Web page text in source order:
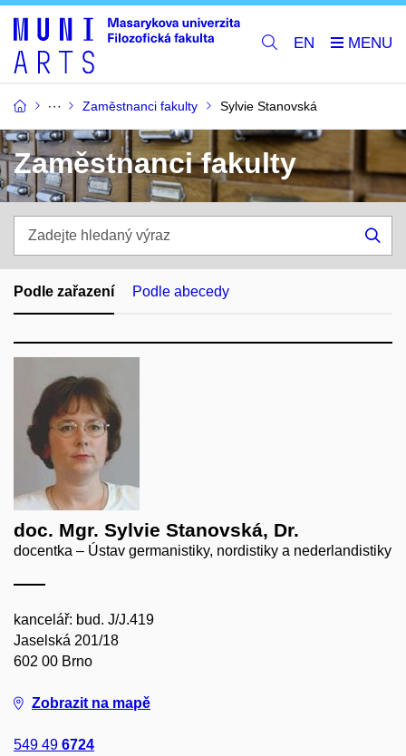
EN
Zaměstnanci fakulty Sylvie Stanovská
Zaměstnanci fakulty
hledaný
výraz
Podle zařazení Podle abecedy
doc. Mgr. Sylvie Stanovská, Dr.
docentka – Ústav germanistiky, nordistiky a nederlandistiky
kancelář: bud. J/J.419
Jaselská 201/18
602 00 Brno
Zobrazit na mapě
549 49 6724